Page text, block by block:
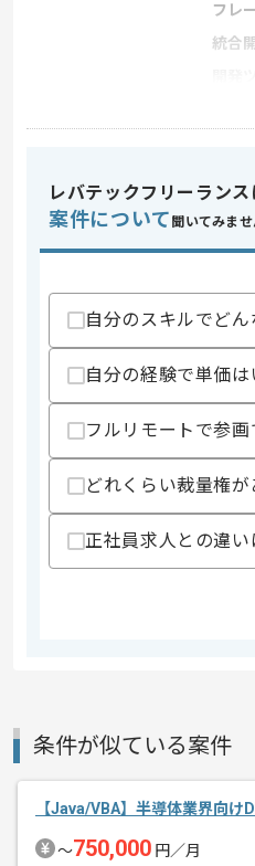
フレ
統合
スキル
・
歓迎
‐ チ
‐
‐
‐ ス
‐ FE
上記
商談
レバテックフリーランス
案件について 聞いてみませ
自分のスキルでど
自分の経験で単価
フルリモートで参画
どれくらい裁量権が
正社員求人との違い
条件が似ている案件
【Java/VBA】半導体業界向け
〜750,000 円／月